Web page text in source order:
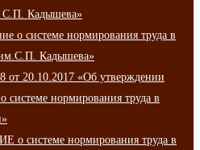
Кадышева»
о системе нормирования труда в
Кадышева»
от 20.10.2017 «Об утверждении
системе нормирования труда в
системе нормирования труда в